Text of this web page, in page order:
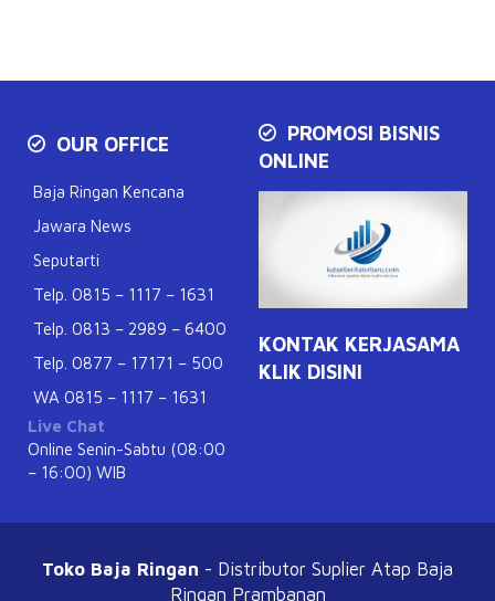
OUR OFFICE
Baja Ringan Kencana
Jawara News
Seputarti
Telp. 0815 – 1117 – 1631
Telp. 0813 – 2989 – 6400
Telp. 0877 – 17171 – 500
WA 0815 – 1117 – 1631
Live Chat
Online Senin-Sabtu (08:00
– 16:00) WIB
PROMOSI BISNIS
ONLINE
KONTAK KERJASAMA
KLIK DISINI
Toko Baja Ringan - Distributor Suplier Atap Baja
Ringan Prambanan